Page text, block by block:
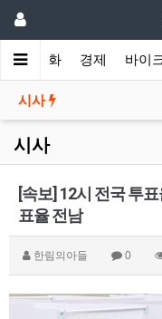
인 영화 경제 바이
시사
시사
[속보] 12시 전국 투
표율 전남
한림의아들 0